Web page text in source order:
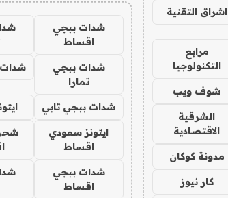
اشراق التقنية
مرابع
التكنولوجيا
شوف ويب
الشرقية
الاقتصادية
مدونة كوكان
كار نيوز
شدات ببجي
اقساط
شدات ببجي
تمارا
شدات
شدات ببجي تابي
ايتونز سعودي
اقساط
شحن
شدات ببجي
اقساط